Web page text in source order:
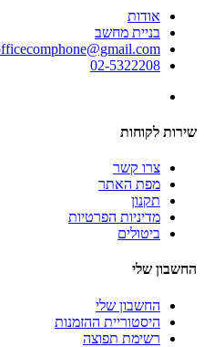
אודות
בניית מחשב
02-5322208
שירות לקוחות
צרו קשר
מפת האתר
תקנון
מדיניות הפרטיות
ביטולים
החשבון שלי
החשבון שלי
היסטוריית ההזמנות
רשימת תפוצה